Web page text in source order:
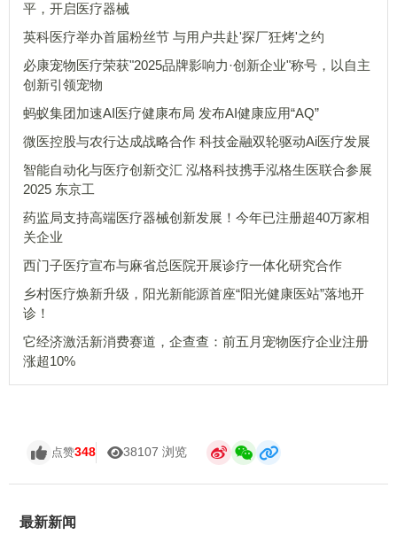
平，开启医疗器械
英科医疗举办首届粉丝节 与用户共赴'探厂狂烤'之约
必康宠物医疗荣获"2025品牌影响力·创新企业"称号，以自主
创新引领宠物
蚂蚁集团加速AI医疗健康布局 发布AI健康应用“AQ”
微医控股与农行达成战略合作 科技金融双轮驱动Ai医疗发展
智能自动化与医疗创新交汇 泓格科技携手泓格生医联合参展
2025 东京工
药监局支持高端医疗器械创新发展！今年已注册超40万家相
关企业
西门子医疗宣布与麻省总医院开展诊疗一体化研究合作
乡村医疗焕新升级，阳光新能源首座“阳光健康医站”落地开
诊！
它经济激活新消费赛道，企查查：前五月宠物医疗企业注册
涨超10%
点赞348 38107 浏览
最新新闻